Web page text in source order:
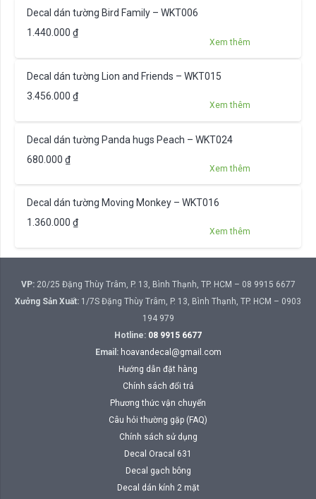
Decal dán tường Bird Family – WKT006
1.440.000 ₫
Xem thêm
Decal dán tường Lion and Friends – WKT015
3.456.000 ₫
Xem thêm
Decal dán tường Panda hugs Peach – WKT024
680.000 ₫
Xem thêm
Decal dán tường Moving Monkey – WKT016
1.360.000 ₫
Xem thêm
VP:20/25 Đặng Thùy Trâm, P. 13, Bình Thạnh, TP. HCM – 08 9915 6677
Xưởng Sản Xuất: 1/7S Đặng Thùy Trâm, P. 13, Bình Thạnh, TP. HCM – 0903
194 979
Hotline: 08 9915 6677
Email: hoavandecal@gmail.com
Hướng dẫn đặt hàng
Chính sách đổi trả
Phương thức vận chuyển
Câu hỏi thường gặp (FAQ)
Chính sách sử dụng
Decal Oracal 631
Decal gạch bông
Decal dán kính 2 mặt